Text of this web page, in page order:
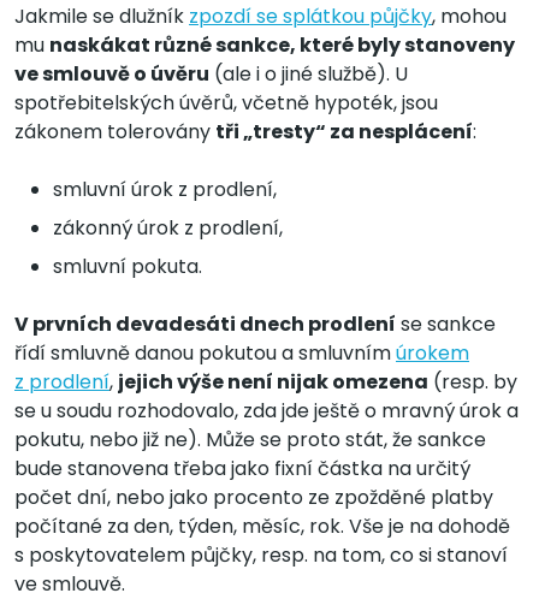
Jakmile se dlužník zpozdí se splátkou půjčky, mohou
mu naskákat různé sankce, které byly stanoveny
ve smlouvě o úvěru (ale i o jiné službě). U
spotřebitelských úvěrů, včetně hypoték, jsou
zákonem tolerovány tři „tresty“ za nesplácení:
smluvní úrok z prodlení,
zákonný úrok z prodlení,
smluvní pokuta.
V prvních devadesáti dnech prodlení se sankce
řídí smluvně danou pokutou a smluvnímúrokem
z prodlení, jejich výše není nijak omezena (resp. by
se u soudu rozhodovalo, zda jde ještě o mravný úrok a
pokutu, nebo již ne). Může se proto stát, že sankce
bude stanovena třeba jako fixní částka na určitý
počet dní, nebo jako procento ze zpožděné platby
počítané za den, týden, měsíc, rok. Vše je na dohodě
s poskytovatelem půjčky, resp. na tom, co si stanoví
ve smlouvě.